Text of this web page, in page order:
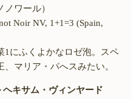
ノワール）
Noir NV, 1+1=3 (Spain,
1にふくよかなロゼ泡。スペ
マリア・パへスみたい。
キサム・ヴィンヤード